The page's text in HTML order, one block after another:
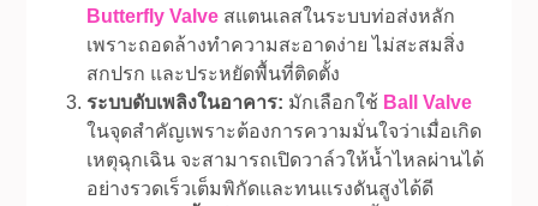
Butterfly Valve สแตนเลสในระบบท่อส่งหลัก
เพราะถอดล้างทำความสะอาดง่าย ไม่สะสมสิ่ง
สกปรก และประหยัดพื้นที่ติดตั้ง
ระบบดับเพลิงในอาคาร: มักเลือกใช้ Ball Valve
ในจุดสำคัญเพราะต้องการความมั่นใจว่าเมื่อเกิด
เหตุฉุกเฉิน จะสามารถเปิดวาล์วให้น้ำไหลผ่านได้
อย่างรวดเร็วเต็มพิกัดและทนแรงดันสูงได้ดี